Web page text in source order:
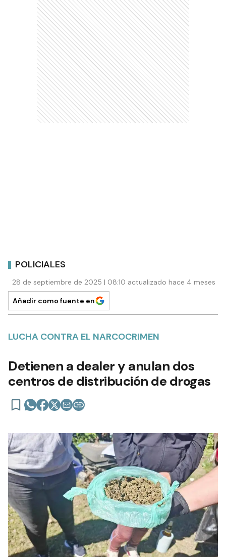
POLICIALES
28 de septiembre de 2025 | 08:10 actualizado hace 4 meses
Añadir como fuente en
LUCHA CONTRA EL NARCOCRIMEN
Detienen a dealer y anulan dos
centros de distribución de drogas